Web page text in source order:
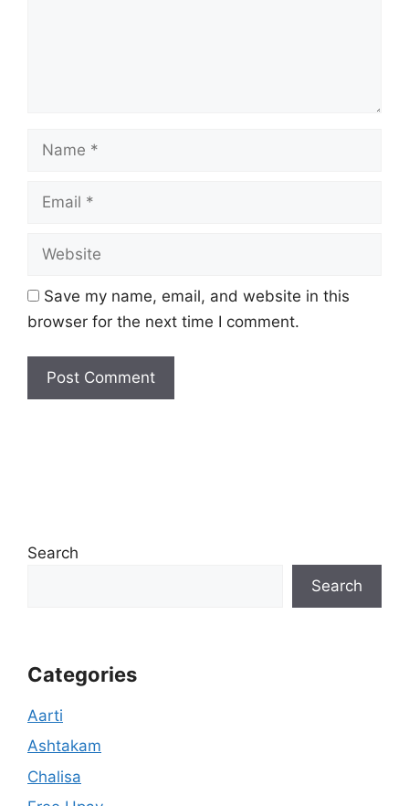
Save my name, email, and website in this
browser for the next time I comment.
Search
Search
Categories
Aarti
Ashtakam
Chalisa